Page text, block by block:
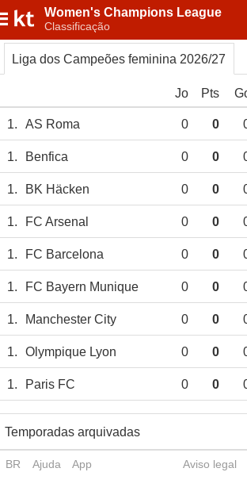
Women's Champions League
Classificação
Liga dos Campeões feminina 2026/27
Jo Pts
1. AS Roma 0 0
1. Benfica 0 0
1. BK Häcken 0 0
1. FC Arsenal 0 0
1. FC Barcelona 0 0
1. FC Bayern Munique 0 0
1. Manchester City 0 0
1. Olympique Lyon 0 0
1. Paris FC 0 0
Temporadas arquivadas
BR Ajuda App Aviso legal